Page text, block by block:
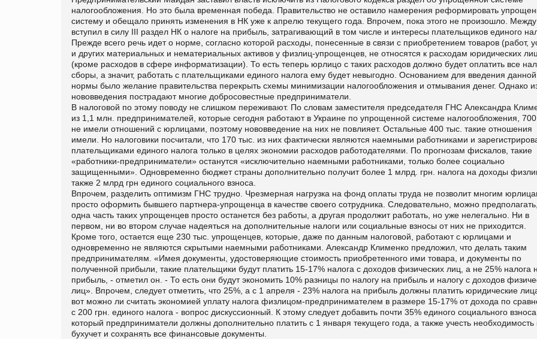
налогообложения. Но это была временная победа. Правительство не оставило намерения реформировать
систему и обещало принять изменения в НК уже к апрелю текущего года. Впрочем, пока этого не произошло.
вступил в силу III раздел НК о налоге на прибыль, затрагивающий в том числе и интересы плательщиков единого
Прежде всего речь идет о норме, согласно которой расходы, понесенные в связи с приобретением товаров (работ,
и других материальных и нематериальных активов у физлиц-упрощенцев, не относятся к расходам юридических лиц
(кроме расходов в сфере информатизации). То есть теперь юрлицо с таких расходов должно будет оплатить все
сборы, а значит, работать с плательщиками единого налога ему будет невыгодно. Основанием для введения данной
нормы было желание правительства перекрыть схемы минимизации налогообложения и отмывания денег. Однако
нововведения пострадают многие добросовестные предприниматели.
В налоговой по этому поводу не слишком переживают. По словам заместителя председателя ГНС Александра
из 1,1 млн. предпринимателей, которые сегодня работают в Украине по упрощенной системе налогообложения, 700
не имели отношений с юрлицами, поэтому нововведение на них не повлияет. Остальные 400 тыс. такие отношения
имели. Но налоговики посчитали, что 170 тыс. из них фактически являются наемными работниками и
плательщиками единого налога только в целях экономии расходов работодателями. По прогнозам фискалов, такие
«работники-предприниматели» останутся «исключительно наемными работниками, только более социально
защищенными». Одновременно бюджет страны дополнительно получит более 1 млрд. грн. налога на доходы
также 2 млрд грн единого социального взноса.
Впрочем, разделить оптимизм ГНС трудно. Чрезмерная нагрузка на фонд оплаты труда не позволит многим
просто оформить бывшего партнера-упрощенца в качестве своего сотрудника. Следовательно, можно
одна часть таких упрощенцев просто останется без работы, а другая продолжит работать, но уже нелегально. Ни в
первом, ни во втором случае надеяться на дополнительные налоги или социальные взносы от них не приходится.
Кроме того, остается еще 230 тыс. упрощенцев, которые, даже по данным налоговой, работают с юрлицами и
одновременно не являются скрытыми наемными работниками. Александр Клименко предложил, что делать таким
предпринимателям. «Имея документы, удостоверяющие стоимость приобретенного ими товара, и документы по
полученной прибыли, такие плательщики будут платить 15-17% налога с доходов физических лиц, а не 25% налога
прибыль, - отметил он. - То есть они будут экономить 10% разницы по налогу на прибыль и налогу с доходов
лиц». Впрочем, следует отметить, что 25%, а с 1 апреля - 23% налога на прибыль должны платить юридические
вот можно ли считать экономией уплату налога физлицом-предпринимателем в размере 15-17% от дохода по
с 200 грн. единого налога - вопрос дискуссионный. К этому следует добавить почти 35% единого социального взноса,
который предприниматели должны дополнительно платить с 1 января текущего года, а также учесть необходимость
бухучет и сохранять все финансовые документы.